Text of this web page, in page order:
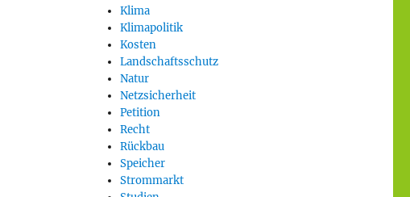
Klima
Klimapolitik
Kosten
Landschaftsschutz
Natur
Netzsicherheit
Petition
Recht
Rückbau
Speicher
Strommarkt